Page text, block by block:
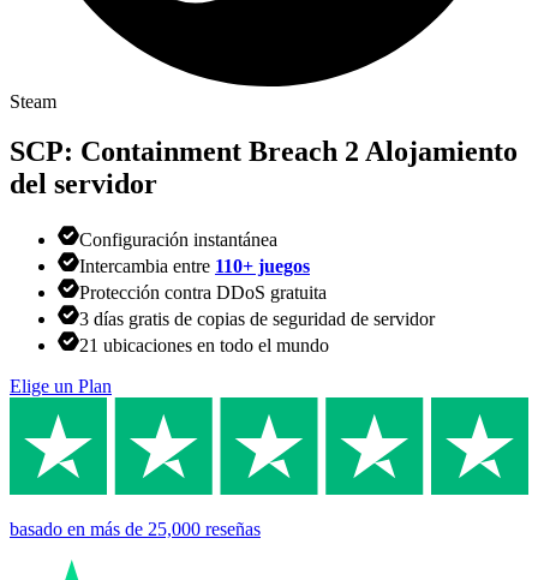
Steam
SCP: Containment Breach 2 Alojamiento
del servidor
Configuración instantánea
Intercambia entre 110+ juegos
Protección contra DDoS gratuita
3 días gratis de copias de seguridad de servidor
21 ubicaciones en todo el mundo
Elige un Plan
basado en más de 25,000 reseñas